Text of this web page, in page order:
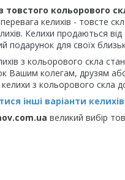
товстого кольорового
келихів - товсте
Келихи продаються від
подарунок для своїх
з кольорового скла
Вашим колегам, друзям
келихи з кольорового скла
інші варіанти
великий вибір